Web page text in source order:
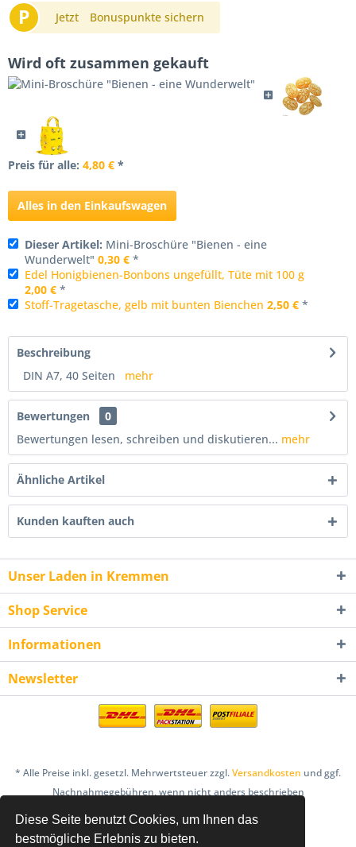
Diese Seite benutzt Cookies, um Ihnen das
bestmögliche Erlebnis zu bieten.
P Jetzt Bonuspunkte sichern
Wird oft zusammen gekauft
Preis für alle: 4,80 € *
Alles in den Einkaufswagen
Dieser Artikel: Mini-Broschüre "Bienen - eine
Wunderwelt" 0,30 € *
Edel Honigbienen-Bonbons ungefüllt, Tüte mit 100 g
2,00 € *
Stoff-Tragetasche, gelb mit bunten Bienchen 2,50 € *
Beschreibung
DIN A7, 40 Seiten mehr
Bewertungen
0
Bewertungen lesen, schreiben und diskutieren... mehr
Ähnliche Artikel
Kunden kauften auch
Unser Laden in Kremmen
Shop Service
Informationen
Newsletter
* Alle Preise inkl. gesetzl. Mehrwertsteuer zzgl.Versandkosten und ggf.
Nachnahmegebühren, wenn nicht anders beschrieben
AGB Bestellung & Zahlung
Datenschutz